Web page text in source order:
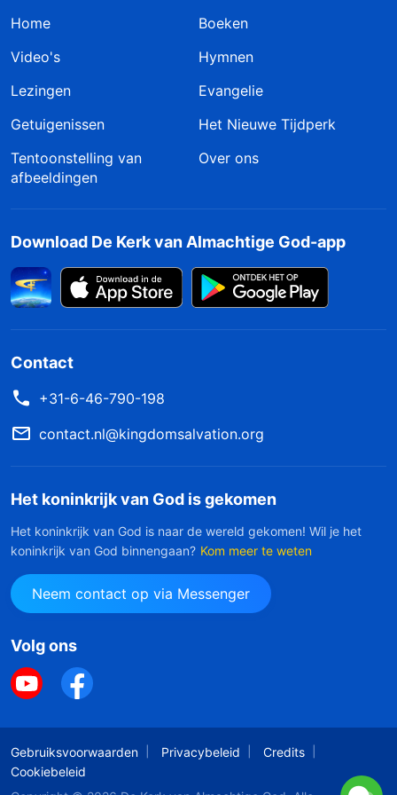
Home
Boeken
Video's
Hymnen
Lezingen
Evangelie
Getuigenissen
Het Nieuwe Tijdperk
Tentoonstelling van
afbeeldingen
Over ons
Download De Kerk van Almachtige God-app
Contact
+31-6-46-790-198
contact.nl@kingdomsalvation.org
Het koninkrijk van God is gekomen
Het koninkrijk van God is naar de wereld gekomen! Wil je het
koninkrijk van God binnengaan? Kom meer te weten
Neem contact op via Messenger
Volg ons
Gebruiksvoorwaarden Privacybeleid
Credits
Cookiebeleid